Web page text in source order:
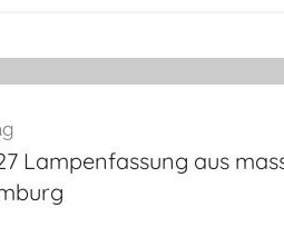
Lampenfassung aus